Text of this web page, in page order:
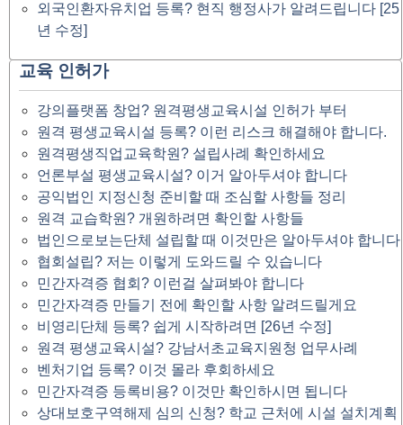
외국인환자유치업 등록? 현직 행정사가 알려드립니다 [25
년 수정]
교육 인허가
강의플랫폼 창업? 원격평생교육시설 인허가 부터
원격 평생교육시설 등록? 이런 리스크 해결해야 합니다.
원격평생직업교육학원? 설립사례 확인하세요
언론부설 평생교육시설? 이거 알아두셔야 합니다
공익법인 지정신청 준비할 때 조심할 사항들 정리
원격 교습학원? 개원하려면 확인할 사항들
법인으로보는단체 설립할 때 이것만은 알아두셔야 합니다
협회설립? 저는 이렇게 도와드릴 수 있습니다
민간자격증 협회? 이런걸 살펴봐야 합니다
민간자격증 만들기 전에 확인할 사항 알려드릴게요
비영리단체 등록? 쉽게 시작하려면 [26년 수정]
원격 평생교육시설? 강남서초교육지원청 업무사례
벤처기업 등록? 이것 몰라 후회하세요
민간자격증 등록비용? 이것만 확인하시면 됩니다
상대보호구역해제 심의 신청? 학교 근처에 시설 설치계획